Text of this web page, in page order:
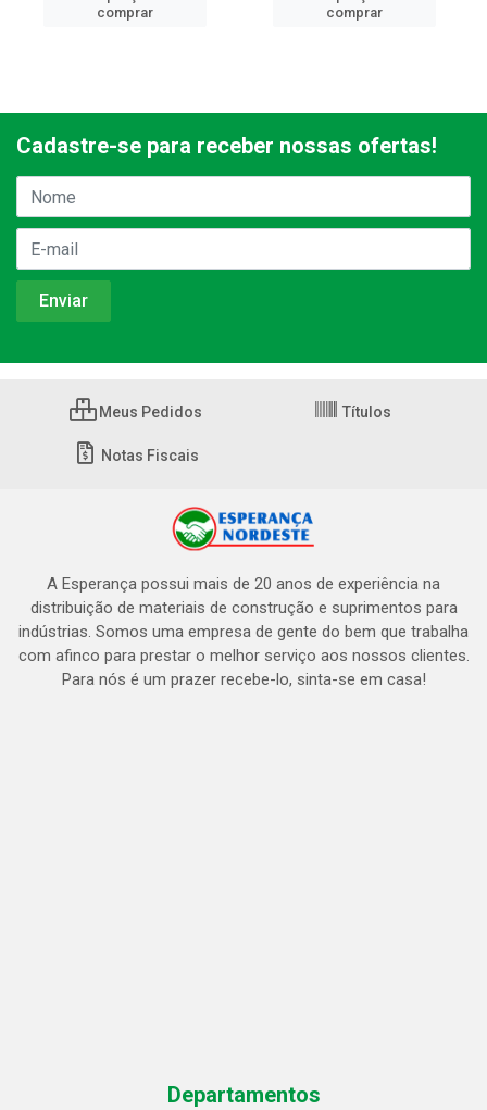
comprar
comprar
Cadastre-se para receber nossas ofertas!
Meus Pedidos Títulos
Notas Fiscais
A Esperança possui mais de 20 anos de experiência na
distribuição de materiais de construção e suprimentos para
indústrias. Somos uma empresa de gente do bem que trabalha
com afinco para prestar o melhor serviço aos nossos clientes.
Para nós é um prazer recebe-lo, sinta-se em casa!
Departamentos